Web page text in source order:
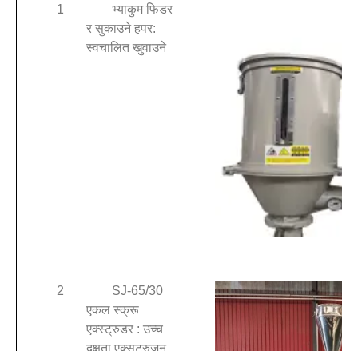
1
भ्याकुम फिडर
र सुकाउने हपर:
स्वचालित खुवाउने
2
SJ-65/30
एकल स्क्रू
एक्स्ट्रुडर : उच्च
दक्षता एक्सट्रुजन